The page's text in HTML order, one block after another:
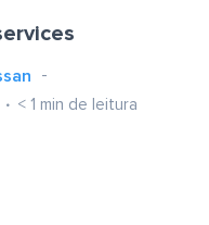
< 1 min de leitura